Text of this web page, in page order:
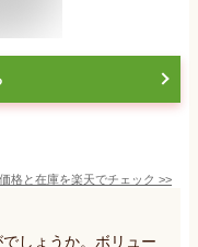
価格と在庫を楽天でチェック >>
しょうか。ボリュー